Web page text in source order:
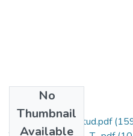
No
Thumbnail
Available
Grado de Similitud.pdf